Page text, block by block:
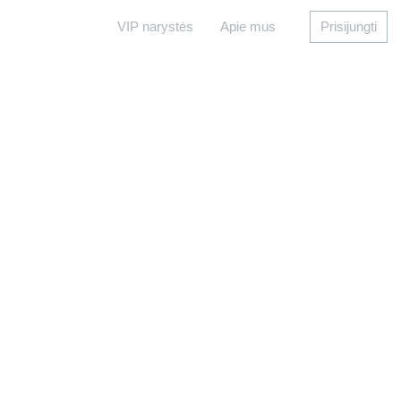
VIP narystės Apie mus Prisijungti